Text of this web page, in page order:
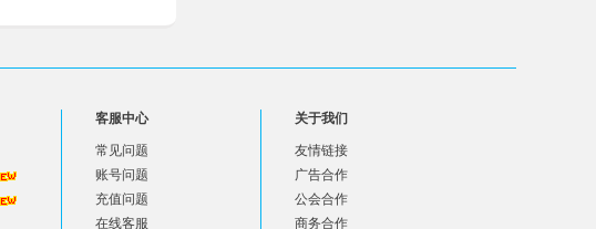
客服中心
常见问题
账号问题
充值问题
在线客服
关于我们
友情链接
广告合作
公会合作
商务合作